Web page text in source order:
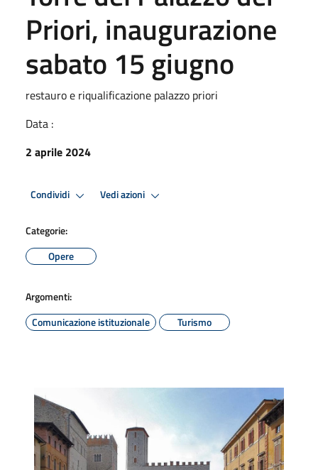
Priori, inaugurazione
sabato 15 giugno
restauro e riqualificazione palazzo priori
Data :
2 aprile 2024
Condividi Vedi azioni
Categorie:
Opere
Argomenti:
Comunicazione istituzionale
Turismo